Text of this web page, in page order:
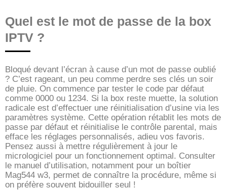
Quel est le mot de passe de la box
IPTV ?
Bloqué devant l’écran à cause d’un mot de passe oublié
? C’est rageant, un peu comme perdre ses clés un soir
de pluie. On commence par tester le code par défaut
comme 0000 ou 1234. Si la box reste muette, la solution
radicale est d’effectuer une réinitialisation d’usine via les
paramètres système. Cette opération rétablit les mots de
passe par défaut et réinitialise le contrôle parental, mais
efface les réglages personnalisés, adieu vos favoris.
Pensez aussi à mettre régulièrement à jour le
micrologiciel pour un fonctionnement optimal. Consulter
le manuel d’utilisation, notamment pour un boîtier
Mag544 w3, permet de connaître la procédure, même si
on préfère souvent bidouiller seul !